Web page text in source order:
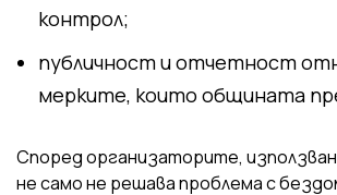
контрол;
публичност и отчетност
мерките, които общината
Според организаторите,
не само не решава проблема с